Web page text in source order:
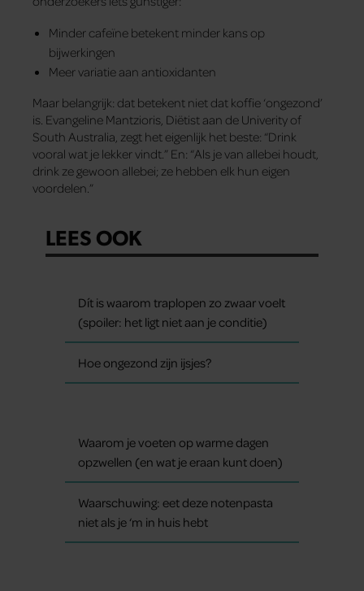
Minder cafeïne betekent minder kans op
bijwerkingen
Meer variatie aan antioxidanten
Maar belangrijk: dat betekent niet dat koffie ‘ongezond’
is. Evangeline Mantzioris, Diëtist aan de Univerity of
South Australia, zegt het eigenlijk het beste: “Drink
vooral wat je lekker vindt.” En: “Als je van allebei houdt,
drink ze gewoon allebei; ze hebben elk hun eigen
voordelen.”
LEES OOK
Dít is waarom traplopen zo zwaar voelt
(spoiler: het ligt niet aan je conditie)
Hoe ongezond zijn ijsjes?
Waarom je voeten op warme dagen
opzwellen (en wat je eraan kunt doen)
Waarschuwing: eet deze notenpasta
niet als je ‘m in huis hebt